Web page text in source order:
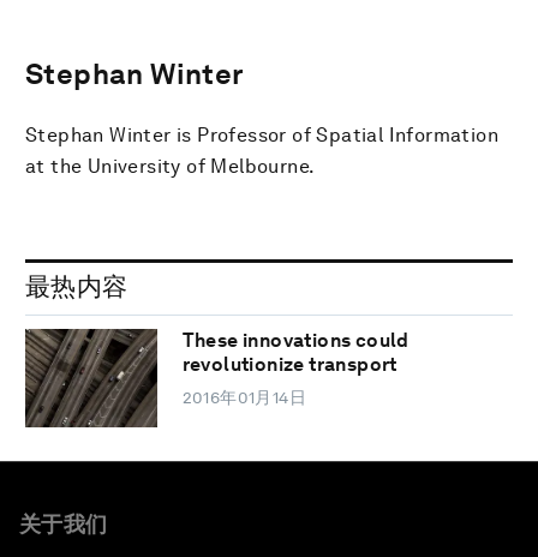
Stephan Winter
Stephan Winter is Professor of Spatial Information
at the University of Melbourne.
最热内容
These innovations could
revolutionize transport
2016年01月14日
关于我们